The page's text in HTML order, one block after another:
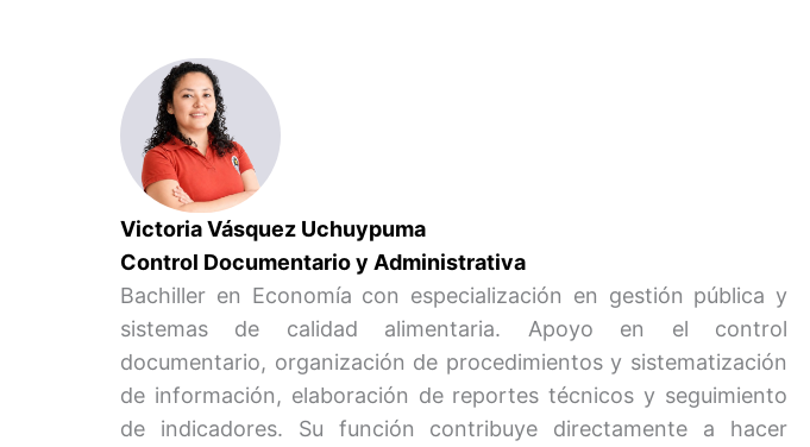
Victoria Vásquez Uchuypuma
Control Documentario y Administrativa
Bachiller en Economía con especialización en gestión pública y
sistemas de calidad alimentaria. Apoyo en el control
documentario, organización de procedimientos y sistematización
de información, elaboración de reportes técnicos y seguimiento
de indicadores. Su función contribuye directamente a hacer